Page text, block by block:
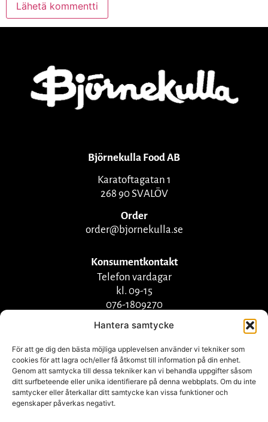
Hantera samtycke
För att ge dig den bästa möjliga upplevelsen använder vi tekniker som
cookies för att lagra och/eller få åtkomst till information på din enhet.
Genom att samtycka till dessa tekniker kan vi behandla uppgifter såsom
ditt surfbeteende eller unika identifierare på denna webbplats. Om du inte
samtycker eller återkallar ditt samtycke kan vissa funktioner och
egenskaper påverkas negativt.
Björnekulla Food AB
Karatoftagatan 1
268 90 SVALÖV
Order
order@bjornekulla.se
Konsumentkontakt
Telefon vardagar
kl. 09-15
076-1809270